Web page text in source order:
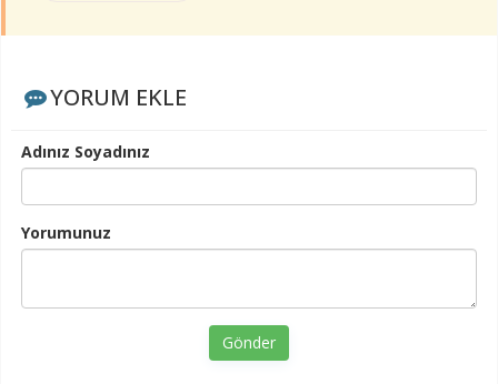
YORUM EKLE
Adınız Soyadınız
Yorumunuz
Gönder